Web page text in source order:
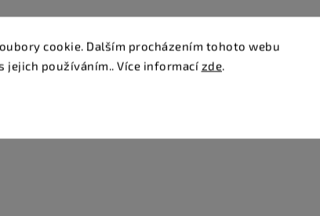
cookie. Dalším procházením tohoto webu
jejich používáním.. Více informací zde.